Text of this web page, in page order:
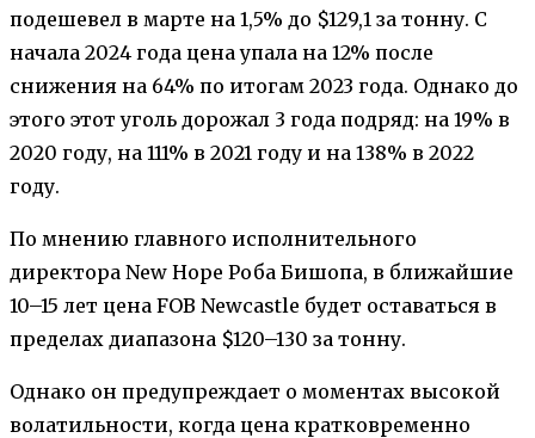
подешевел в марте на 1,5% до $129,1 за тонну. С
начала 2024 года цена упала на 12% после
снижения на 64% по итогам 2023 года. Однако до
этого этот уголь дорожал 3 года подряд: на 19% в
2020 году, на 111% в 2021 году и на 138% в 2022
году.
По мнению главного исполнительного
директора New Hope Роба Бишопа, в ближайшие
10–15 лет цена FOB Newcastle будет оставаться в
пределах диапазона $120–130 за тонну.
Однако он предупреждает о моментах высокой
волатильности, когда цена кратковременно